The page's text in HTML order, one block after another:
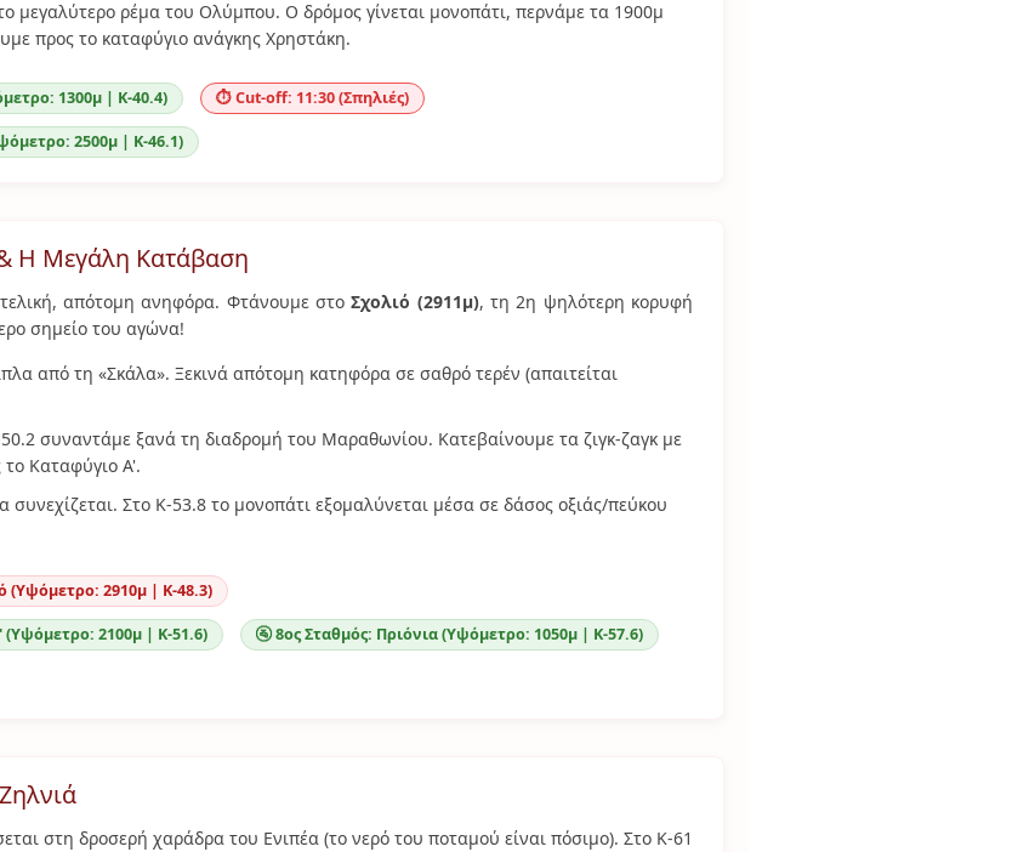
μεγαλύτερο ρέμα του Ολύμπου. Ο δρόμος γίνεται μονοπάτι, περνάμε τα 1900μ
προς το καταφύγιο ανάγκης Χρηστάκη.
1300μ | Κ-40.4) ⏱️ Cut-off: 11:30 (Σπηλιές)
2500μ | Κ-46.1)
Η Μεγάλη Κατάβαση
απότομη ανηφόρα. Φτάνουμε στοΣχολιό (2911μ), τη 2η ψηλότερη κορυφή
σημείο του αγώνα!
από τη «Σκάλα». Ξεκινά απότομη κατηφόρα σε σαθρό τερέν (απαιτείται
συναντάμε ξανά τη διαδρομή του Μαραθωνίου. Κατεβαίνουμε τα ζιγκ-ζαγκ με
Καταφύγιο Α'.
συνεχίζεται. Στο Κ-53.8 το μονοπάτι εξομαλύνεται μέσα σε δάσος οξιάς/πεύκου
(Υψόμετρο: 2910μ | Κ-48.3)
(Υψόμετρο: 2100μ | Κ-51.6) 🚰 8ος Σταθμός: Πριόνια (Υψόμετρο: 1050μ | Κ-57.6)
στη δροσερή χαράδρα του Ενιπέα (το νερό του ποταμού είναι πόσιμο). Στο Κ-61